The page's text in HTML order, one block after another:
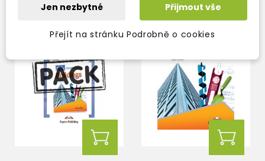
Jen nezbytné Přijmout vše
Přejít na stránku Podrobně o cookies